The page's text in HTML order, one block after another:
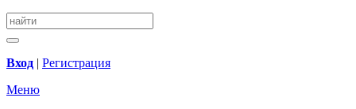
Вход | Регистрация
Меню